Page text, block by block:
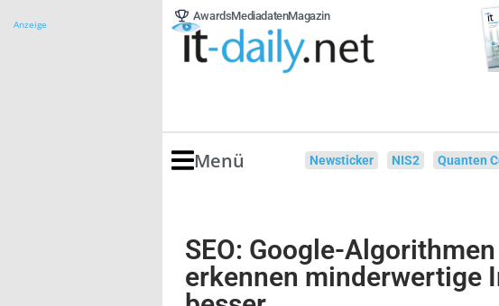
Anzeige
AwardsMediadatenMagazin
Menü Newsticker NIS2 Quanten
SEO: Google-Algorithmen
erkennen minderwertige